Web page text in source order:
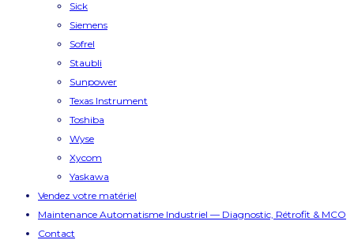
Sick
Siemens
Sofrel
Staubli
Sunpower
Texas Instrument
Toshiba
Wyse
Xycom
Yaskawa
Vendez votre matériel
Maintenance Automatisme Industriel — Diagnostic, Rétrofit & MCO
Contact